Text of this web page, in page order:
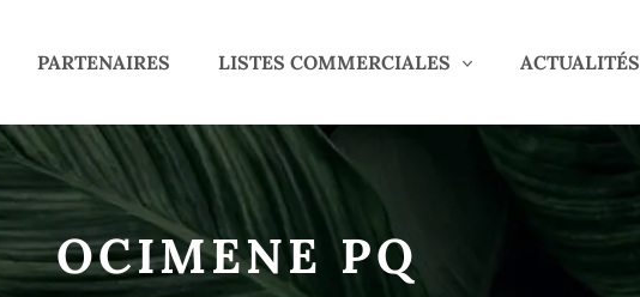
PARTENAIRES LISTES COMMERCIALES ACTUALITÉS
OCIMENE PQ